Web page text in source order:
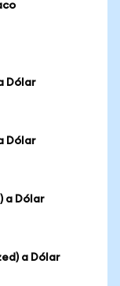
Dólar
Dólar
a Dólar
a Dólar